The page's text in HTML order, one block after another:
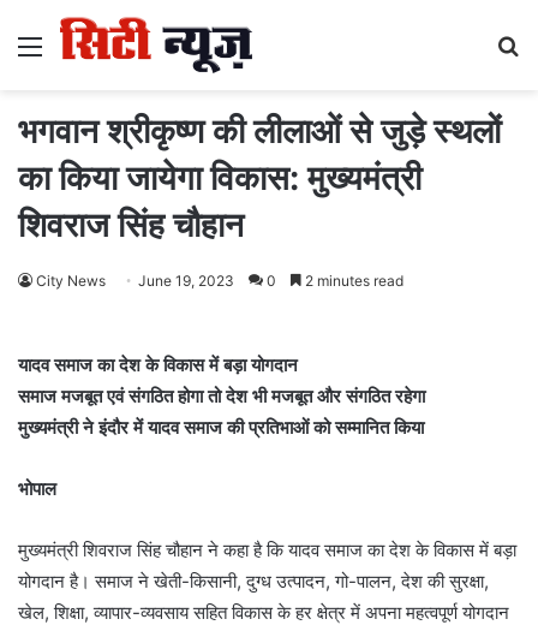
Menu
भगवान श्रीकृष्ण की लीलाओं से जुड़े स्थलों
का किया जायेगा विकास: मुख्यमंत्री
शिवराज सिंह चौहान
City News June 19, 2023 0 2 minutes read
यादव समाज का देश के विकास में बड़ा योगदान
समाज मजबूत एवं संगठित होगा तो देश भी मजबूत और संगठित रहेगा
मुख्यमंत्री ने इंदौर में यादव समाज की प्रतिभाओं को सम्मानित किया
भोपाल
मुख्यमंत्री शिवराज सिंह चौहान ने कहा है कि यादव समाज का देश के विकास में बड़ा
योगदान है। समाज ने खेती-किसानी, दुग्ध उत्पादन, गो-पालन, देश की सुरक्षा,
खेल, शिक्षा, व्यापार-व्यवसाय सहित विकास के हर क्षेत्र में अपना महत्वपूर्ण योगदान